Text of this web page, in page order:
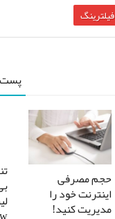
فیلترینگ
حجم مصرفی
اینترنت خود را
مدیریت کنید!